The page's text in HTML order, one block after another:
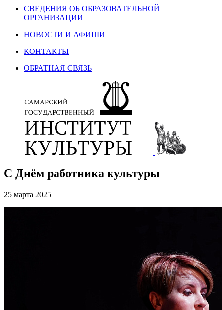
СВЕДЕНИЯ ОБ ОБРАЗОВАТЕЛЬНОЙ
ОРГАНИЗАЦИИ
НОВОСТИ И АФИШИ
КОНТАКТЫ
ОБРАТНАЯ СВЯЗЬ
С Днём работника культуры
25 марта 2025